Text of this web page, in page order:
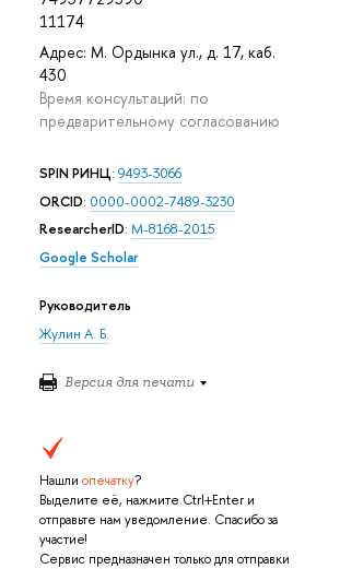
11174
Адрес: М. Ордынка ул., д. 17, каб.
430
Время консультаций: по
предварительному согласованию
SPIN РИНЦ: 9493-3066
ORCID: 0000-0002-7489-3230
ResearcherID: M-8168-2015
Google Scholar
Руководитель
Жулин А. Б.
Версия для печати
Нашли опечатку?
Выделите её, нажмите Ctrl+Enter и
отправьте нам уведомление. Спасибо за
участие!
Сервис предназначен только для отправки